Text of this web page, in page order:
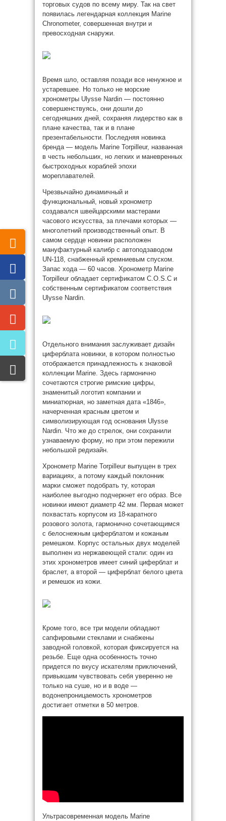
торговых судов по всему миру. Так на свет
появилась легендарная коллекция Marine
Chronometer, совершенная внутри и
превосходная снаружи.
Время шло, оставляя позади все ненужное и
устаревшее. Но только не морские
хронометры Ulysse Nardin — постоянно
совершенствуясь, они дошли до
сегодняшних дней, сохраняя лидерство как в
плане качества, так и в плане
презентабельности. Последняя новинка
бренда — модель Marine Torpilleur, названная
в честь небольших, но легких и маневренных
быстроходных кораблей эпохи
мореплавателей.
Чрезвычайно динамичный и
функциональный, новый хронометр
создавался швейцарскими мастерами
часового искусства, за плечами которых —
многолетний производственный опыт. В
самом сердце новинки расположен
мануфактурный калибр с автоподзаводом
UN-118, снабженный кремниевым спуском.
Запас хода — 60 часов. Хронометр Marine
Torpilleur обладает сертификатом C.O.S.C и
собственным сертификатом соответствия
Ulysse Nardin.
Отдельного внимания заслуживает дизайн
циферблата новинки, в котором полностью
отображается принадлежность к знаковой
коллекции Marine. Здесь гармонично
сочетаются строгие римские цифры,
знаменитый логотип компании и
миниатюрная, но заметная дата «1846»,
начерченная красным цветом и
символизирующая год основания Ulysse
Nardin. Что же до стрелок, они сохранили
узнаваемую форму, но при этом пережили
небольшой редизайн.
Хронометр Marine Torpilleur выпущен в трех
вариациях, а потому каждый поклонник
марки сможет подобрать ту, которая
наиболее выгодно подчеркнет его образ. Все
новинки имеют диаметр 42 мм. Первая может
похвастать корпусом из 18-каратного
розового золота, гармонично сочетающимся
с белоснежным циферблатом и кожаным
ремешком. Корпус остальных двух моделей
выполнен из нержавеющей стали: один из
этих хронометров имеет синий циферблат и
браслет, а второй — циферблат белого цвета
и ремешок из кожи.
Кроме того, все три модели обладают
сапфировыми стеклами и снабжены
заводной головкой, которая фиксируется на
резьбе. Еще одна особенность точно
придется по вкусу искателям приключений,
привыкшим чувствовать себя уверенно не
только на суше, но и в воде —
водонепроницаемость хронометров
достигает отметки в 50 метров.
Ультрасовременная модель Marine